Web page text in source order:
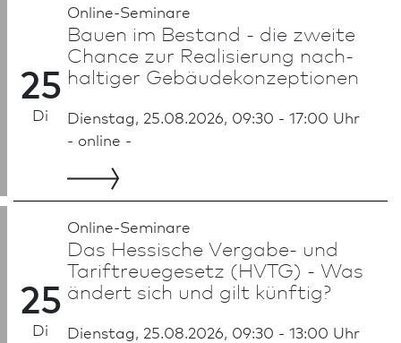
25
Di
Online-Seminare
Bauen im Bestand - die zweite
Chance zur Realisierung nach­
haltiger Gebäudekonzeptionen
Dienstag, 25.08.2026, 09:30 - 17:00 Uhr
- online -
25
Di
Online-Seminare
Das Hessische Vergabe- und
Tariftreuegesetz (HVTG) - Was
ändert sich und gilt künftig?
Dienstag, 25.08.2026, 09:30 - 13:00 Uhr